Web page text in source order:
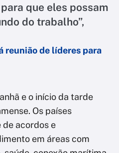
que eles possam
do trabalho”,
reunião de líderes para
e o início da tarde
Os países
acordos e
em áreas com